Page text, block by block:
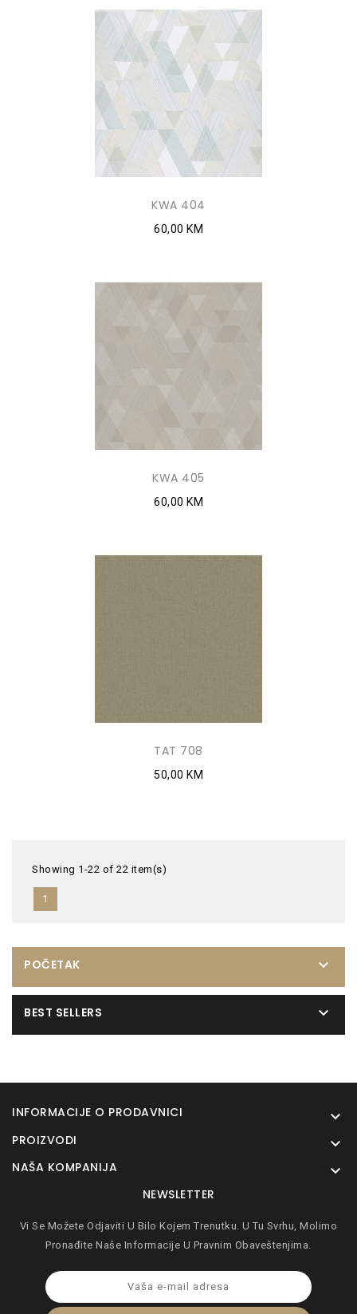
KWA 404
60,00 KM
KWA 405
60,00 KM
TAT 708
50,00 KM
Showing 1-22 of 22 item(s)
1
POČETAK 
BEST SELLERS 
INFORMACIJE O PRODAVNICI 
PROIZVODI 
NAŠA KOMPANIJA 
NEWSLETTER
Vi Se Možete Odjaviti U Bilo Kojem Trenutku. U Tu Svrhu, Molimo
Pronađite Naše Informacije U Pravnim Obaveštenjima.